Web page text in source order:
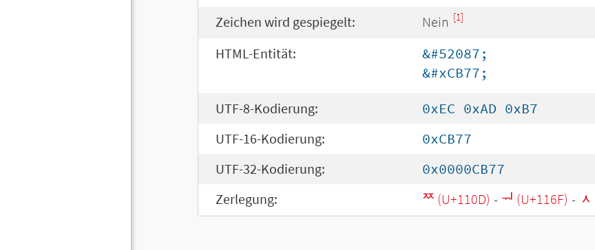
Zeichen wird gespiegelt: Nein [1]
HTML-Entität:
&#52087;
&#xCB77;
UTF-8-Kodierung:
0xEC 0xAD 0xB7
UTF-16-Kodierung:
0xCB77
UTF-32-Kodierung:
0x0000CB77
Zerlegung:
ᄍ (U+110D) - ᅯ (U+116F) - ᆺ